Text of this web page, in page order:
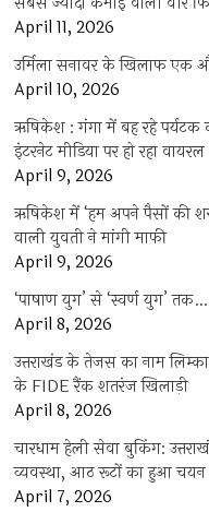
April 11, 2026
उर्मिला सनावर के खिलाफ एक
April 10, 2026
ऋषिकेश : गंगा में बह रहे पर्यटक
इंटरनेट मीडिया पर हो रहा वायरल
April 9, 2026
ऋषिकेश में ‘हम अपने पैसों की
वाली युवती ने मांगी माफी
April 9, 2026
‘पाषाण युग’ से ‘स्वर्ण युग’
April 8, 2026
उत्तराखंड के तेजस का नाम
के FIDE रैंक शतरंज खिलाड़ी
April 8, 2026
चारधाम हेली सेवा बुकिंग:
व्यवस्था, आठ रूटों का हुआ चयन
April 7, 2026